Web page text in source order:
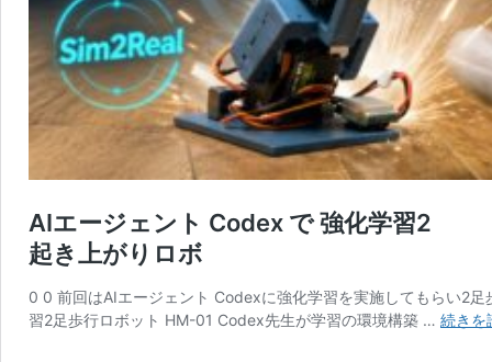
AIエージェント Codex で 強化学習2
起き上がりロボ
0 0 前回はAIエージェント Codexに強化学習を実施してもらい2
習2足歩行ロボット HM-01 Codex先生が学習の環境構築 … 続きを